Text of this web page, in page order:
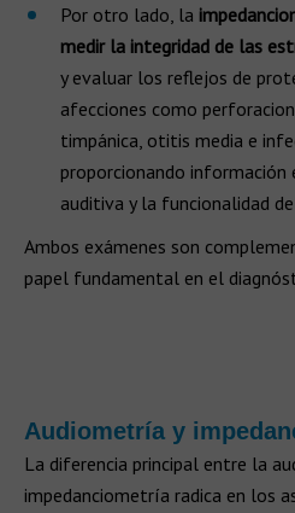
Por otro lado, la
medir la integridad de las
y evaluar los reflejos de
afecciones como
timpánica, otitis media e
proporcionando información
auditiva y la funcionalidad
Ambos exámenes son
papel fundamental en el
Audiometría y
La diferencia principal entre la
impedanciometría radica en los